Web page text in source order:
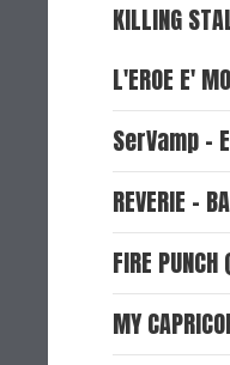
KILLING
L'EROE E'
SerVamp -
REVERIE -
FIRE
MY